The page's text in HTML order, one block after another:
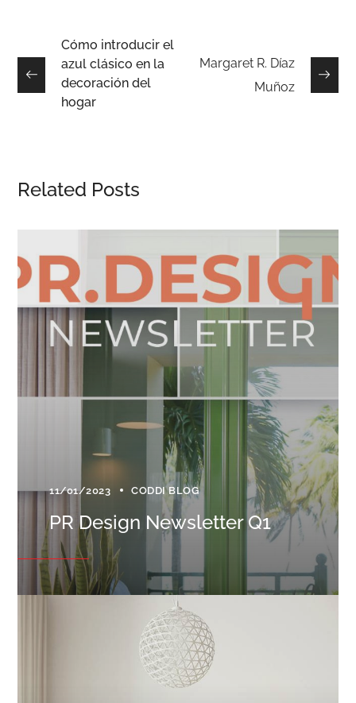
Cómo introducir el
azul clásico en la
decoración del
hogar
Margaret R. Díaz
Muñoz
Related Posts
11/01/2023 CODDI BLOG
PR Design Newsletter Q1